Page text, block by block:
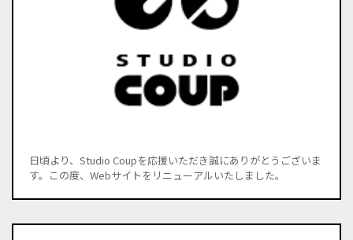
日頃より、Studio Coupを応援いただき誠にありがとうございま
す。この度、Webサイトをリニューアルいたしました。